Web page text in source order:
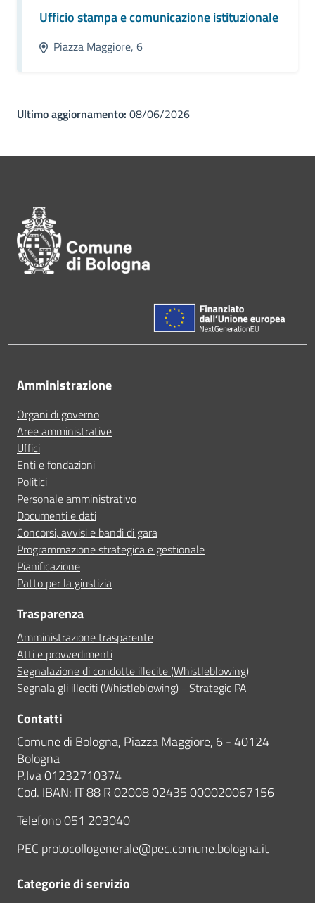
Ufficio stampa e comunicazione istituzionale
Piazza Maggiore, 6
Ultimo aggiornamento: 08/06/2026
Amministrazione
Organi di governo
Aree amministrative
Uffici
Enti e fondazioni
Politici
Personale amministrativo
Documenti e dati
Concorsi, avvisi e bandi di gara
Programmazione strategica e gestionale
Pianificazione
Patto per la giustizia
Trasparenza
Amministrazione trasparente
Atti e provvedimenti
Segnalazione di condotte illecite (Whistleblowing)
Segnala gli illeciti (Whistleblowing) - Strategic PA
Contatti
Comune di Bologna, Piazza Maggiore, 6 - 40124
Bologna
P.Iva 01232710374
Cod. IBAN: IT 88 R 02008 02435 000020067156
Telefono051 203040
PEC protocollogenerale@pec.comune.bologna.it
Categorie di servizio